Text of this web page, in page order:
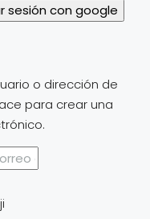
sesión con google
o dirección de
para crear una